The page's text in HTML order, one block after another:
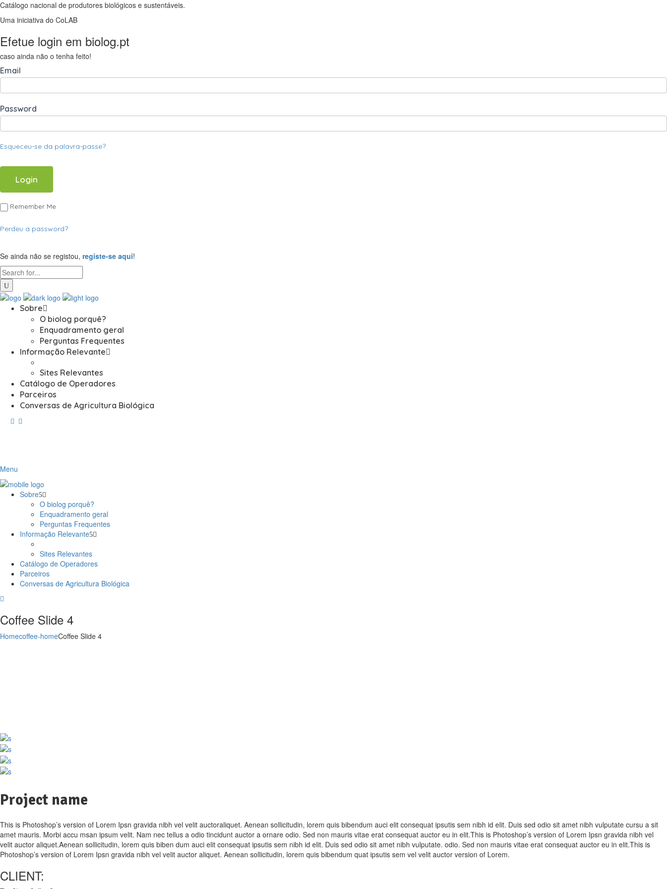
Catálogo nacional de produtores biológicos e sustentáveis.
Uma iniciativa do CoLAB
Efetue login em biolog.pt
caso ainda não o tenha feito!
Email
Password
Esqueceu-se da palavra-passe?
Remember Me
Perdeu a password?
Se ainda não se registou, registe-se aqui!
Sobre
O biolog porquê?
Enquadramento geral
Perguntas Frequentes
Informação Relevante
Sites Relevantes
Catálogo de Operadores
Parceiros
Conversas de Agricultura Biológica
Menu
Sobre
O biolog porquê?
Enquadramento geral
Perguntas Frequentes
Informação Relevante
Sites Relevantes
Catálogo de Operadores
Parceiros
Conversas de Agricultura Biológica
Coffee Slide 4
Homecoffee-homeCoffee Slide 4
Project name
This is Photoshop’s version of Lorem Ipsn gravida nibh vel velit auctoraliquet. Aenean sollicitudin, lorem quis bibendum auci elit consequat ipsutis sem nibh id elit. Duis sed odio sit amet nibh vulputate cursu a sit
amet mauris. Morbi accu msan ipsum velit. Nam nec tellus a odio tincidunt auctor a ornare odio. Sed non mauris vitae erat consequat auctor eu in elit.This is Photoshop’s version of Lorem Ipsn gravida nibh vel
velit auctor aliquet.Aenean sollicitudin, lorem quis biben dum auci elit consequat ipsutis sem nibh id elit. Duis sed odio sit amet nibh vulputate. odio. Sed non mauris vitae erat consequat auctor eu in elit.This is
Photoshop’s version of Lorem Ipsn gravida nibh vel velit auctor aliquet. Aenean sollicitudin, lorem quis bibendum quat ipsutis sem vel velit auctor version of Lorem.
CLIENT: